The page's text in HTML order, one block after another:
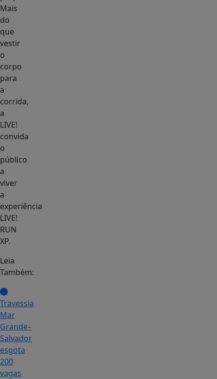
Mais
do
que
vestir
o
corpo
para
a
corrida,
a
LIVE!
convida
o
público
a
viver
a
experiência
LIVE!
RUN
XP.
Leia
Também:
Travessia
Mar
Grande–
Salvador
esgota
200
vagas